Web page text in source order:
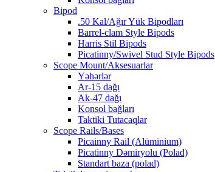
Bipod
.50 Kal/Ağır Yük Bipodları
Barrel-clam Style Bipods
Harris Stil Bipods
Picatinny/Swivel Stud Style Bipods
Scope Mount/Aksesuarlar
Yəhərlər
Ar-15 dağı
Ak-47 dağı
Konsol bağları
Taktiki Tutacaqlar
Scope Rails/Bases
Picainny Rail (Alüminium)
Picatinny Dəmiryolu (Polad)
Standart baza (polad)